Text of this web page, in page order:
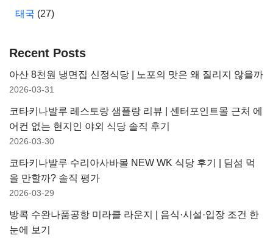
태국 (27)
Recent Posts
아산 8천원 냉면집 신정식당 | 노포의 맛은 왜 질리지 않을까
2026-03-31
코타키나발루 레스토랑 샘플랑 리뷰 | 센터포인트몰 근처 에
어컨 없는 현지인 야외 식당 솔직 후기
2026-03-30
코타키나발루 수리아사바몰 NEW WK 식당 후기 | 딤섬 먹
을 만할까? 솔직 평가
2026-03-29
방콕 수완나품공항 미라클 라운지 | 음식·시설·입장 조건 한
눈에 보기